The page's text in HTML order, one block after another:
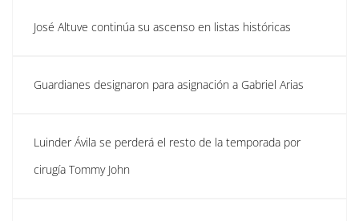
José Altuve continúa su ascenso en listas históricas
Guardianes designaron para asignación a Gabriel Arias
Luinder Ávila se perderá el resto de la temporada por
cirugía Tommy John